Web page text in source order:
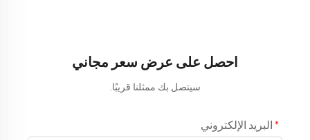
احصل على عرض سعر مجاني
سيتصل بك ممثلنا قريبًا.
البريد الإلكتروني